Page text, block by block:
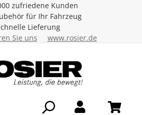
zufriedene Kunden
für Ihr Fahrzeug
Lieferung
Sie uns
www.rosier.de